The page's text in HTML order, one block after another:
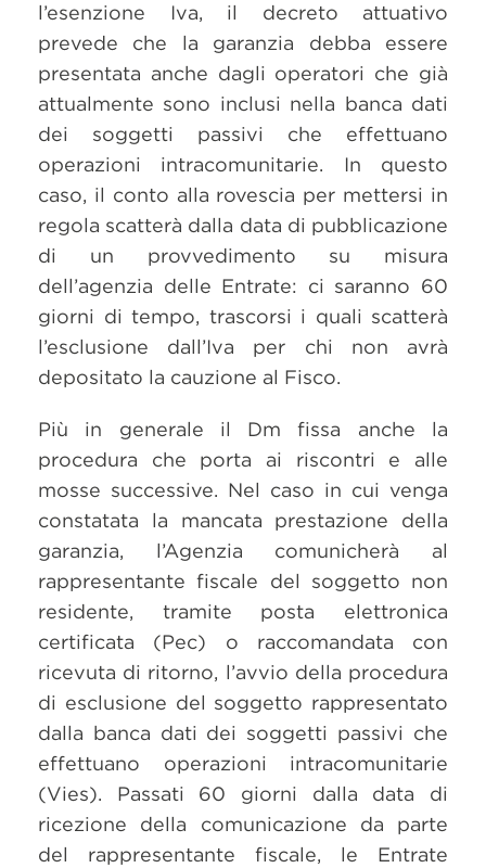
l’esenzione Iva, il decreto attuativo
prevede che la garanzia debba essere
presentata anche dagli operatori che già
attualmente sono inclusi nella banca dati
dei soggetti passivi che effettuano
operazioni intracomunitarie. In questo
caso, il conto alla rovescia per mettersi in
regola scatterà dalla data di pubblicazione
di un provvedimento su misura
dell’agenzia delle Entrate: ci saranno 60
giorni di tempo, trascorsi i quali scatterà
l’esclusione dall’Iva per chi non avrà
depositato la cauzione al Fisco.
Più in generale il Dm fissa anche la
procedura che porta ai riscontri e alle
mosse successive. Nel caso in cui venga
constatata la mancata prestazione della
garanzia, l’Agenzia comunicherà al
rappresentante fiscale del soggetto non
residente, tramite posta elettronica
certificata (Pec) o raccomandata con
ricevuta di ritorno, l’avvio della procedura
di esclusione del soggetto rappresentato
dalla banca dati dei soggetti passivi che
effettuano operazioni intracomunitarie
(Vies). Passati 60 giorni dalla data di
ricezione della comunicazione da parte
del rappresentante fiscale, le Entrate